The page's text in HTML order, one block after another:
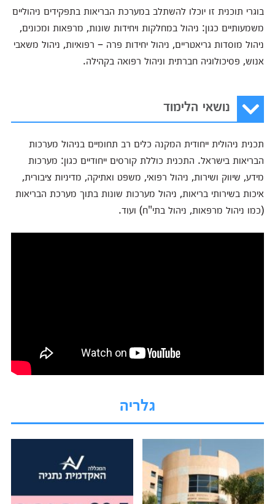
בוגרי תוכנית זו יוכלו להשתלב במערכת הבריאות בתפקידים ניהוליים
משמעותיים כגון: ניהול במחלקות ויחידות שונות, מרפאות ומכונים,
ניהול מוסדות גריאטריים, ניהול יחידות פרה – רפואיות, ניהול משאבי
אנוש, פסיכולוגיה חברתית וניהול רפואה בקהילה.
נושאי הלימוד
תכנית ניהולית ייחודית המקנה כלים רב תחומיים בניהול מערכות
הבריאות בישראל. התכנית כוללת קורסים ייחודיים כגון: מערכות
מידע, שיווק ושירות, ניהול רפואי, משפט ואתיקה, מדיניות ציבורית,
איכות בשירותי בריאות, ניהול מערכות שונות בתוך מערכת הבריאות
(כמו ניהול מרפאות, ניהול בתי"ח) ועוד.
גלריה